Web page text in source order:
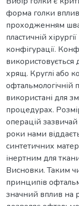
форма голки
проходженням
пластичній
конфігурації.
хрящ. Круглі або
офтальмологічній
використані для
процедурах.
операцій
роки нами
синтетичних
інертним для
Висновки. Таким
принципів
значний вплив на